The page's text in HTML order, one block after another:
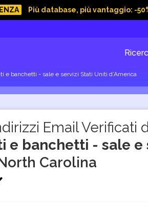
Più database, più vantaggio: -
e banchetti - sale e servizi Stati Uniti d’America
Email Verificati
e banchetti - sale e
Carolina